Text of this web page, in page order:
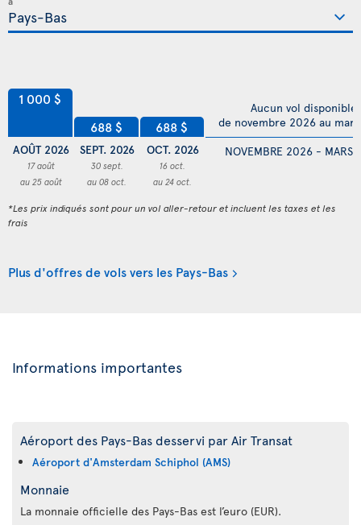
1 000 $
AOÛT 2026
17 août
au 25 août
688 $
SEPT. 2026
30 sept.
au 08 oct.
688 $
OCT. 2026
16 oct.
au 24 oct.
NOVEMBRE 2026 - MARS
Aucun vol disponible
de novembre 2026 au
*Les prix indiqués sont pour un vol aller-retour et incluent les taxes et les
frais
Plus d'offres de vols vers les Pays-Bas
Informations importantes
Aéroport des Pays-Bas desservi par Air Transat
Aéroport d'Amsterdam Schiphol (AMS)
Monnaie
La monnaie officielle des Pays-Bas est l’euro (EUR).